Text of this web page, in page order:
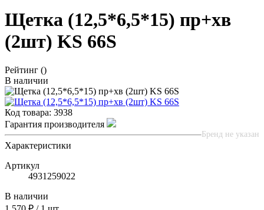
Щетка (12,5*6,5*15) пр+хв
(2шт) KS 66S
Рейтинг ()
В наличии
Код товара: 3938
Гарантия производителя
Бренд не указан
Характеристики
Артикул
4931259022
В наличии